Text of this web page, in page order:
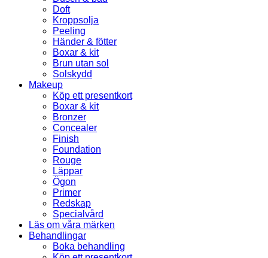
Doft
Kroppsolja
Peeling
Händer & fötter
Boxar & kit
Brun utan sol
Solskydd
Makeup
Köp ett presentkort
Boxar & kit
Bronzer
Concealer
Finish
Foundation
Rouge
Läppar
Ögon
Primer
Redskap
Specialvård
Läs om våra märken
Behandlingar
Boka behandling